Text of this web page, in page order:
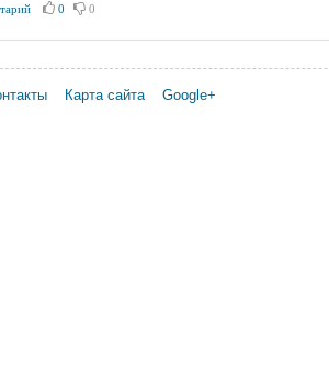
0 0
Карта сайта Google+